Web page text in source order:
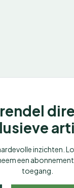
inzichten.
een
toegang.